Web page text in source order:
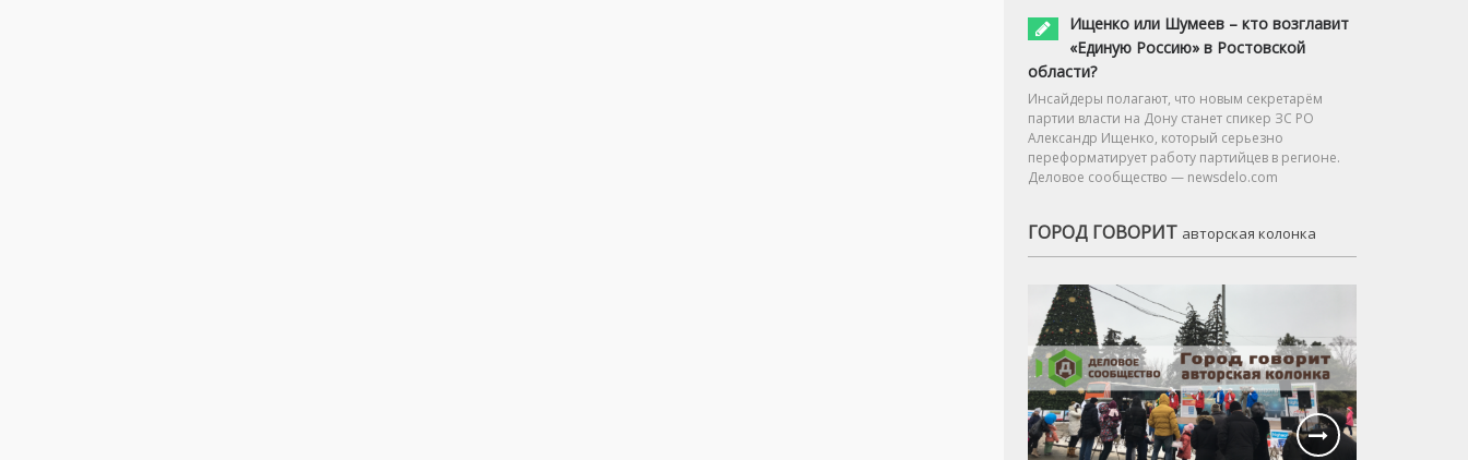
Ищенко или Шумеев – кто возглавит
«Единую Россию» в Ростовской
области?
Инсайдеры полагают, что новым секретарём
партии власти на Дону станет спикер ЗС РО
Александр Ищенко, который серьезно
переформатирует работу партийцев в регионе.
Деловое сообщество — newsdelo.com
ГОРОД ГОВОРИТ авторская колонка